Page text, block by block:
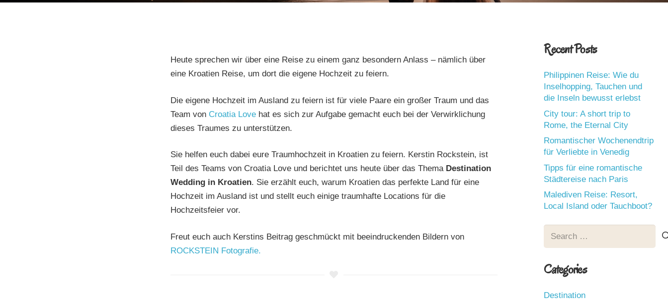
Heute sprechen wir über eine Reise zu einem ganz besondern Anlass – nämlich über
eine Kroatien Reise, um dort die eigene Hochzeit zu feiern.
Die eigene Hochzeit im Ausland zu feiern ist für viele Paare ein großer Traum und das
Team von Croatia Lovehat es sich zur Aufgabe gemacht euch bei der Verwirklichung
dieses Traumes zu unterstützen.
Sie helfen euch dabei eure Traumhochzeit in Kroatien zu feiern. Kerstin Rockstein, ist
Teil des Teams von Croatia Love und berichtet uns heute über das Thema Destination
Wedding in Kroatien. Sie erzählt euch, warum Kroatien das perfekte Land für eine
Hochzeit im Ausland ist und stellt euch einige traumhafte Locations für die
Hochzeitsfeier vor.
Freut euch auch Kerstins Beitrag geschmückt mit beeindruckenden Bildern von
ROCKSTEIN Fotografie.
Recent Posts
Philippinen Reise: Wie du
Inselhopping, Tauchen und
die Inseln bewusst erlebst
City tour: A short trip to
Rome, the Eternal City
Romantischer Wochenendtrip
für Verliebte in Venedig
Tipps für eine romantische
Städtereise nach Paris
Malediven Reise: Resort,
Local Island oder Tauchboot?
Categories
Destination